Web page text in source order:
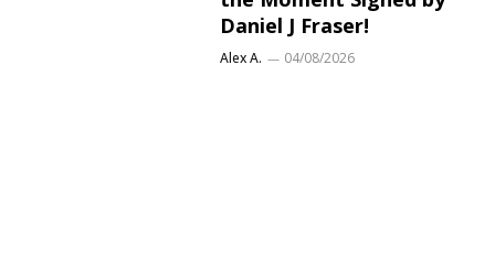
Daniel J Fraser!
Alex A. 04/08/2026